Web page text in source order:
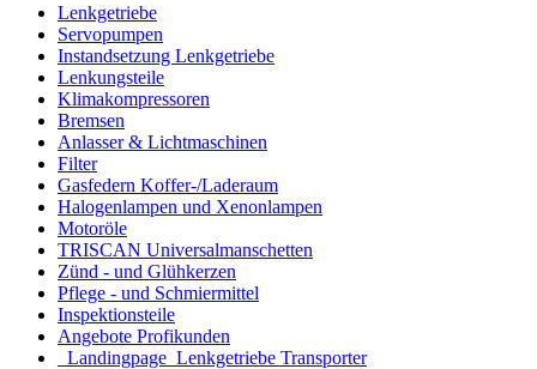
Lenkgetriebe
Servopumpen
Instandsetzung Lenkgetriebe
Lenkungsteile
Klimakompressoren
Bremsen
Anlasser & Lichtmaschinen
Filter
Gasfedern Koffer-/Laderaum
Halogenlampen und Xenonlampen
Motoröle
TRISCAN Universalmanschetten
Zünd - und Glühkerzen
Pflege - und Schmiermittel
Inspektionsteile
Angebote Profikunden
_Landingpage_Lenkgetriebe Transporter